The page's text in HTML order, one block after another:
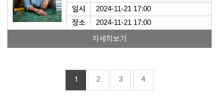
일시
2024-11-21 17:00
장소
2024-11-21 17:00
자세히보기
1 2 3 4